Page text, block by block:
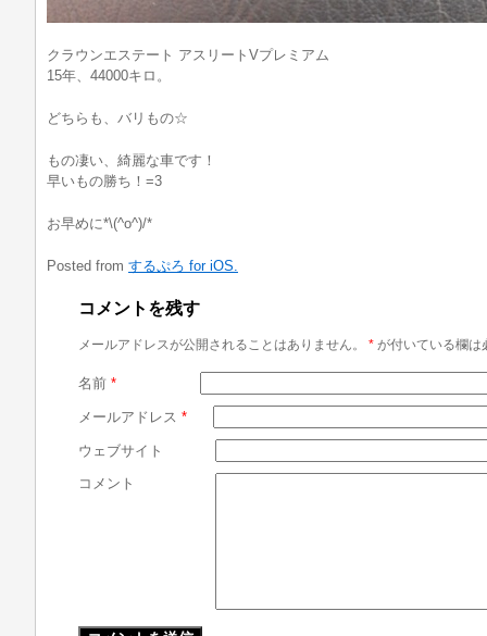
クラウンエステート アスリートVプレミアム
15年、44000キロ。
どちらも、バリもの☆
もの凄い、綺麗な車です！
早いもの勝ち！=3
お早めに*\(^o^)/*
Posted from するぷろ for iOS.
コメントを残す
メールアドレスが公開されることはありません。 * が付いている欄は
名前 *
メールアドレス *
ウェブサイト
コメント